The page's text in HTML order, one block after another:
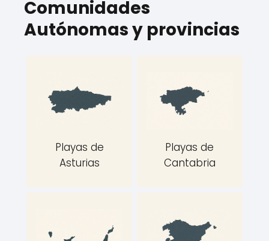
Comunidades
Autónomas y provincias
Playas de
Asturias
Playas de
Cantabria